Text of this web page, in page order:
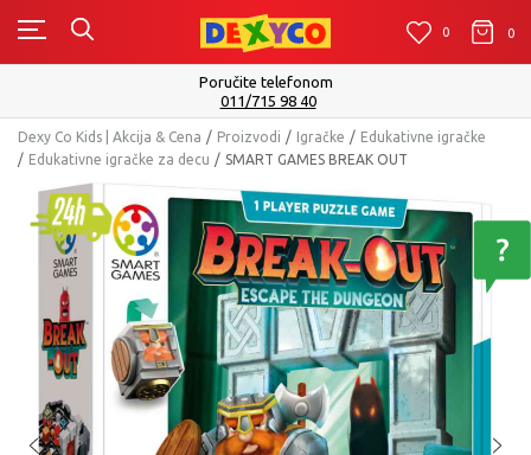
0 0 0
Poručite telefonom
011/715 98 40
Dexy Co Kids | Akcija & Cena Proizvodi Igračke
Edukativne igračke
Edukativne igračke za decu
SMART GAMES BREAK OUT